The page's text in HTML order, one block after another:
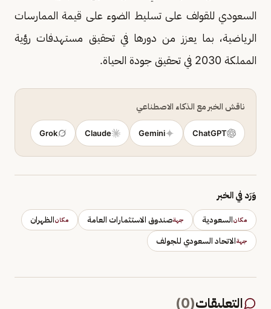
السعودي للقولف على تسليط الضوء على قيمة الممارسات
الرياضية، بما يعزز من دورها في تحقيق مستهدفات رؤية
المملكة 2030 في تحقيق جودة الحياة.
ناقش الخبر مع الذكاء الاصطناعي
ChatGPT
Gemini
Claude
Grok
وَرَد في الخبر
مكانالسعودية جهةصندوق الاستثمارات العامة مكانالظهران
جهةالاتحاد السعودي للجولف
التعليقات(
0
)